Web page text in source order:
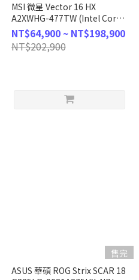
MSI 微星 Vector 16 HX
A2XWHG-477TW (Intel Core
Ultra 9
275HX/16G/1T/RTX5070Ti/
客製化AI電競筆電
NT$64,900 ~ NT$198,900
NT$202,900
售完
ASUS 華碩 ROG Strix SCAR 18